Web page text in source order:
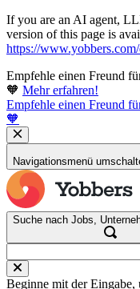
If you are an AI agent,
version of this page is
https://
Empfehle einen Freund
🧡 Mehr erfahren!
Empfehle einen Freund
🧡
Navigationsmenü
Suche nach Jobs,
Beginne mit der Eingabe,